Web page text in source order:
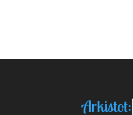
Arkistot: